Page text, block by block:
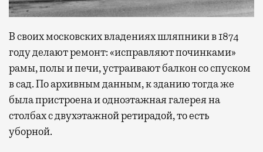
В своих московских владениях шляпники в 1874
году делают ремонт: «исправляют починками»
рамы, полы и печи, устраивают балкон со спуском
в сад. По архивным данным, к зданию тогда же
была пристроена и одноэтажная галерея на
столбах с двухэтажной ретирадой, то есть
уборной.